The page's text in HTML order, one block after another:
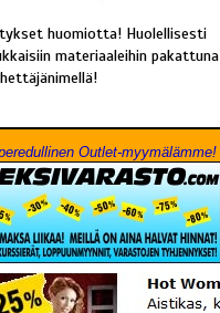
huomiotta! Huolellisesti
materiaaleihin pakattuna
Outlet-myymälämme!